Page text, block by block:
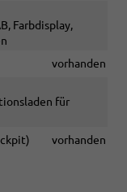
Farbdisplay,
vorhanden
für
vorhanden